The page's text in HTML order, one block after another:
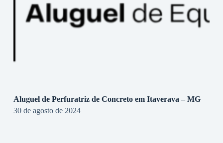
Aluguel de Perfuratriz de Concreto em Itaverava – MG
30 de agosto de 2024